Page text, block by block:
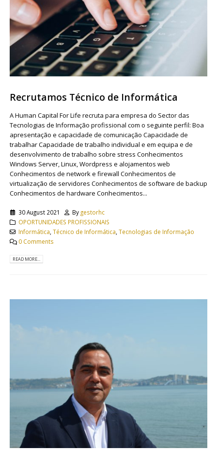
Recrutamos Técnico de Informática
A Human Capital For Life recruta para empresa do Sector das
Tecnologias de Informação profissional com o seguinte perfil: Boa
apresentação e capacidade de comunicação Capacidade de
trabalhar Capacidade de trabalho individual e em equipa e de
desenvolvimento de trabalho sobre stress Conhecimentos
Windows Server, Linux, Wordpress e alojamentos web
Conhecimentos de network e firewall Conhecimentos de
virtualização de servidores Conhecimentos de software de backup
Conhecimentos de hardware Conhecimentos...
30 August 2021 By gestorhc
OPORTUNIDADES PROFISSIONAIS
Informática Técnico de Informática Tecnologias de Informação
0 Comments
READ MORE...